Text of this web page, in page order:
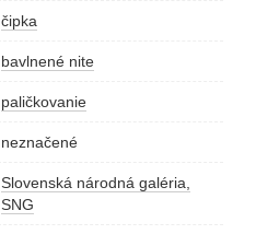
čipka
bavlnené nite
paličkovanie
neznačené
Slovenská národná galéria,
SNG